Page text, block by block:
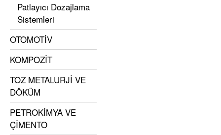
Patlayıcı Dozajlama
Sistemleri
OTOMOTİV
KOMPOZİT
TOZ METALURJİ VE
DÖKÜM
PETROKİMYA VE
ÇİMENTO